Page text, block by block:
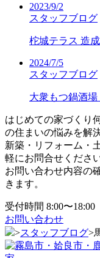
2023/9/2
スタッフブログ
柁城テラス 造
2024/7/5
スタッフブログ
大衆もつ鍋酒場
はじめての家づくり
の住まいの悩みを解
新築・リフォーム・
軽にお問合せください
お問い合わせ内容の
きます。
受付時間 8:00〜18:00
お問い合わせ
>スタッフブログ>